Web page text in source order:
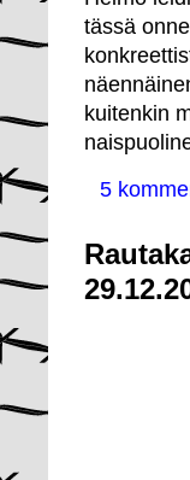
tässä
kuitenkin
5